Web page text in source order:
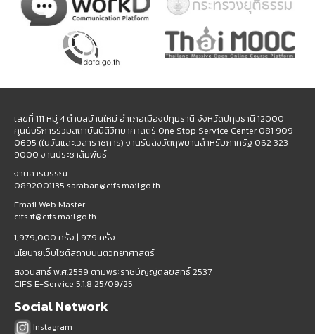
เลขที่ 111 หมู่ 4 ตำบลบ้านใหม่ อำเภอเมืองปทุมธานี จังหวัดปทุมธานี 12000
ศูนย์บริการร่วมสถาบันนิติวิทยาศาสตร์ One Stop Service Center 081 909
0695 (ในวันและเวลาราชการ) งานรับส่งวัตถุพยานสำหรับภาครัฐ 062 323
9000 งานประชาสัมพันธ์
งานสารบรรณ
0892001135 saraban@cifs.mail.go.th
Email Web Master
cifs.it@cifs.mail.go.th
1,979,000 ครั้ง | 979 ครั้ง
นโยบายเว็บไซต์สถาบันนิติวิทยาศาสตร์
สงวนสิทธิ์ พ.ศ.2559 ตามพระราชบัญญัติลิขสิทธิ์ 2537
CIFS E-Service 5.1.8 25/09/25
Social Network
Instagram